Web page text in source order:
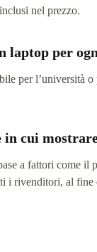
nel prezzo.
per
per l’università
in cui
a fattori come
i rivenditori, al